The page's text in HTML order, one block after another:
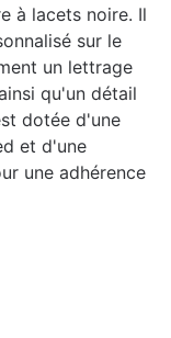
à lacets noire. Il
sur le
un lettrage
qu'un détail
dotée d'une
et d'une
une adhérence